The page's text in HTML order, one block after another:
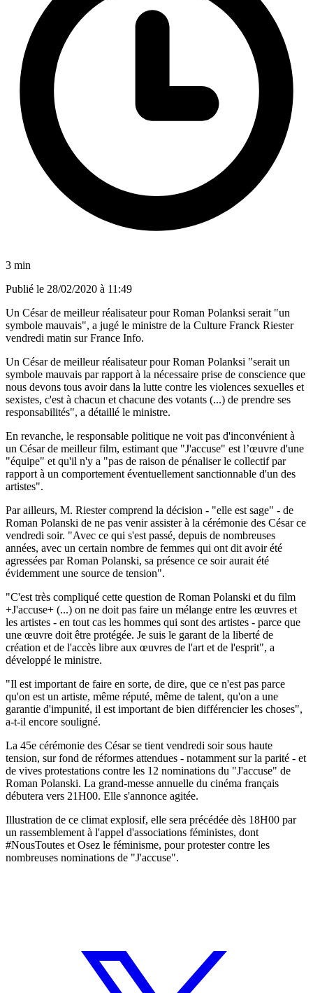
3 min
Publié le 28/02/2020 à 11:49
Un César de meilleur réalisateur pour Roman Polanksi serait "un
symbole mauvais", a jugé le ministre de la Culture Franck Riester
vendredi matin sur France Info.
Un César de meilleur réalisateur pour Roman Polanksi "serait un
symbole mauvais par rapport à la nécessaire prise de conscience que
nous devons tous avoir dans la lutte contre les violences sexuelles et
sexistes, c'est à chacun et chacune des votants (...) de prendre ses
responsabilités", a détaillé le ministre.
En revanche, le responsable politique ne voit pas d'inconvénient à
un César de meilleur film, estimant que "J'accuse" est l’œuvre d'une
"équipe" et qu'il n'y a "pas de raison de pénaliser le collectif par
rapport à un comportement éventuellement sanctionnable d'un des
artistes".
Par ailleurs, M. Riester comprend la décision - "elle est sage" - de
Roman Polanski de ne pas venir assister à la cérémonie des César ce
vendredi soir. "Avec ce qui s'est passé, depuis de nombreuses
années, avec un certain nombre de femmes qui ont dit avoir été
agressées par Roman Polanski, sa présence ce soir aurait été
évidemment une source de tension".
"C'est très compliqué cette question de Roman Polanski et du film
+J'accuse+ (...) on ne doit pas faire un mélange entre les œuvres et
les artistes - en tout cas les hommes qui sont des artistes - parce que
une œuvre doit être protégée. Je suis le garant de la liberté de
création et de l'accès libre aux œuvres de l'art et de l'esprit", a
développé le ministre.
"Il est important de faire en sorte, de dire, que ce n'est pas parce
qu'on est un artiste, même réputé, même de talent, qu'on a une
garantie d'impunité, il est important de bien différencier les choses",
a-t-il encore souligné.
La 45e cérémonie des César se tient vendredi soir sous haute
tension, sur fond de réformes attendues - notamment sur la parité - et
de vives protestations contre les 12 nominations du "J'accuse" de
Roman Polanski. La grand-messe annuelle du cinéma français
débutera vers 21H00. Elle s'annonce agitée.
Illustration de ce climat explosif, elle sera précédée dès 18H00 par
un rassemblement à l'appel d'associations féministes, dont
#NousToutes et Osez le féminisme, pour protester contre les
nombreuses nominations de "J'accuse".